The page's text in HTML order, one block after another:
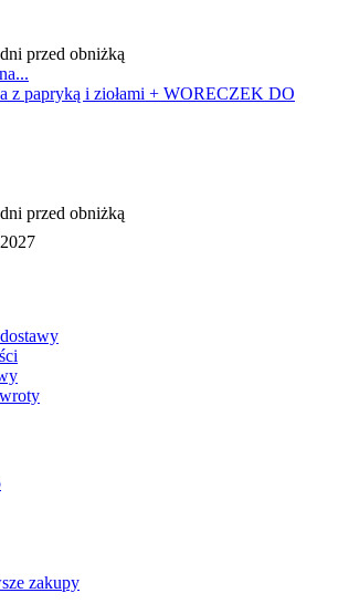
przed obniżką
z papryką i ziołami + WORECZEK DO
przed obniżką
zakupy